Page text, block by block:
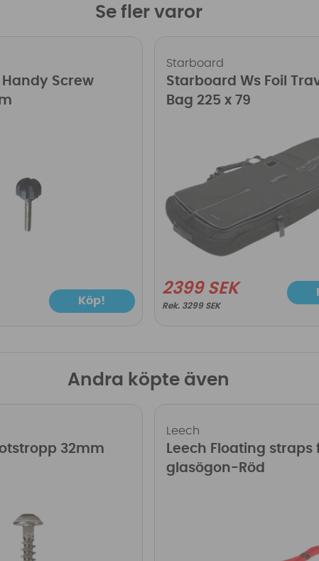
Se fler varor
Screw
Köp!
Starboard
Starboard Ws Foil
Bag 225 x 79
2399 SEK
3299 SEK
Andra köpte även
32mm
Leech
Leech Floating straps
glasögon-Röd